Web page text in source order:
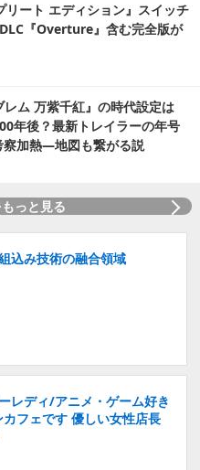
リート エディション』スイッチ
『Overture』含む完全版が
レム 万紫千紅』の時代設定は
年後？最新トレイラーの年号
察加熱―地図も繋がる説
っと見る
込み技術の融合領域
レディ/アニメ・ゲーム好き
フェです 優しい女性店長